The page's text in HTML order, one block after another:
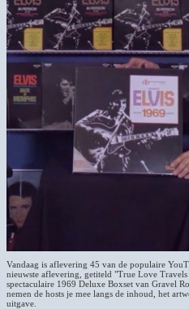
Vandaag is aflevering 45 van de populaire
nieuwste aflevering, getiteld "True Love
spectaculaire 1969 Deluxe Boxset van Gravel
nemen de hosts je mee langs de inhoud, het
uitgave.